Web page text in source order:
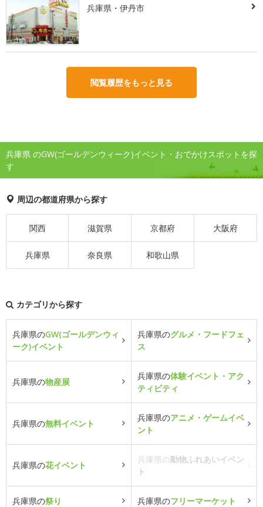
兵庫県・伊丹市
閲覧履歴をもっと見る
兵庫県 のGW(ゴールデンウィーク)イベント・おでかけスポットを探
す
周辺の都道府県から探す
関西 滋賀県 京都府 大阪府
兵庫県 奈良県 和歌山県
カテゴリから探す
兵庫県のGW(ゴールデンウィ
ーク)イベント
兵庫県のグルメ・フードフェ
ス
兵庫県の物産展
兵庫県の体験イベント・アク
ティビティ
兵庫県の無料イベント
兵庫県のアニメ・ゲームイベ
ント
兵庫県の花イベント
兵庫県の動物ふれあいイベン
ト
兵庫県の祭り 兵庫県のフリーマーケット